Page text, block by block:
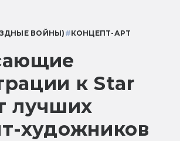
ВОЙНЫ) #КОНЦЕПТ-АРТ
к Star
лучших
художников